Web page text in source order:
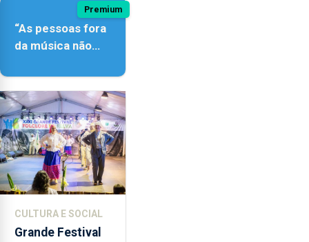
Premium
“As pessoas fora
da música não
quão difícil é
produzir uma
música”
CULTURA E SOCIAL
Grande Festival